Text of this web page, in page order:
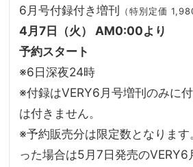
6月号付録付き増刊 （特別定価
4月7日（火） AM0:00より
予約スタート
※6日深夜24時
※付録はVERY6月号増刊のみに
は付きません。
※予約販売分は限定数となります
った場合は5月7日発売のVERY6